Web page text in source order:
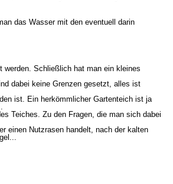
das Wasser mit den eventuell darin
werden. Schließlich hat man ein kleines
dabei keine Grenzen gesetzt, alles ist
ist. Ein herkömmlicher Gartenteich ist ja
Teiches. Zu den Fragen, die man sich dabei
einen Nutzrasen handelt, nach der kalten